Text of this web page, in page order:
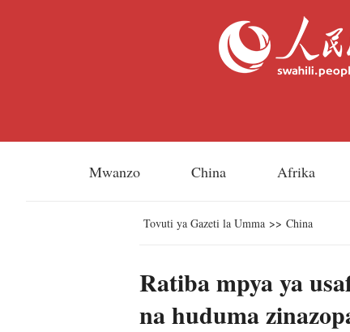
Mwanzo China Afrika
Tovuti ya Gazeti la Umma >> China
Ratiba mpya ya
na huduma